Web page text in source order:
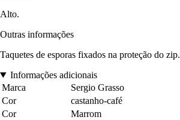
Alto.
Outras informações
Taquetes de esporas fixados na proteção do zip.
Informações adicionais
Marca
Sergio Grasso
Cor
castanho-café
Cor
Marrom